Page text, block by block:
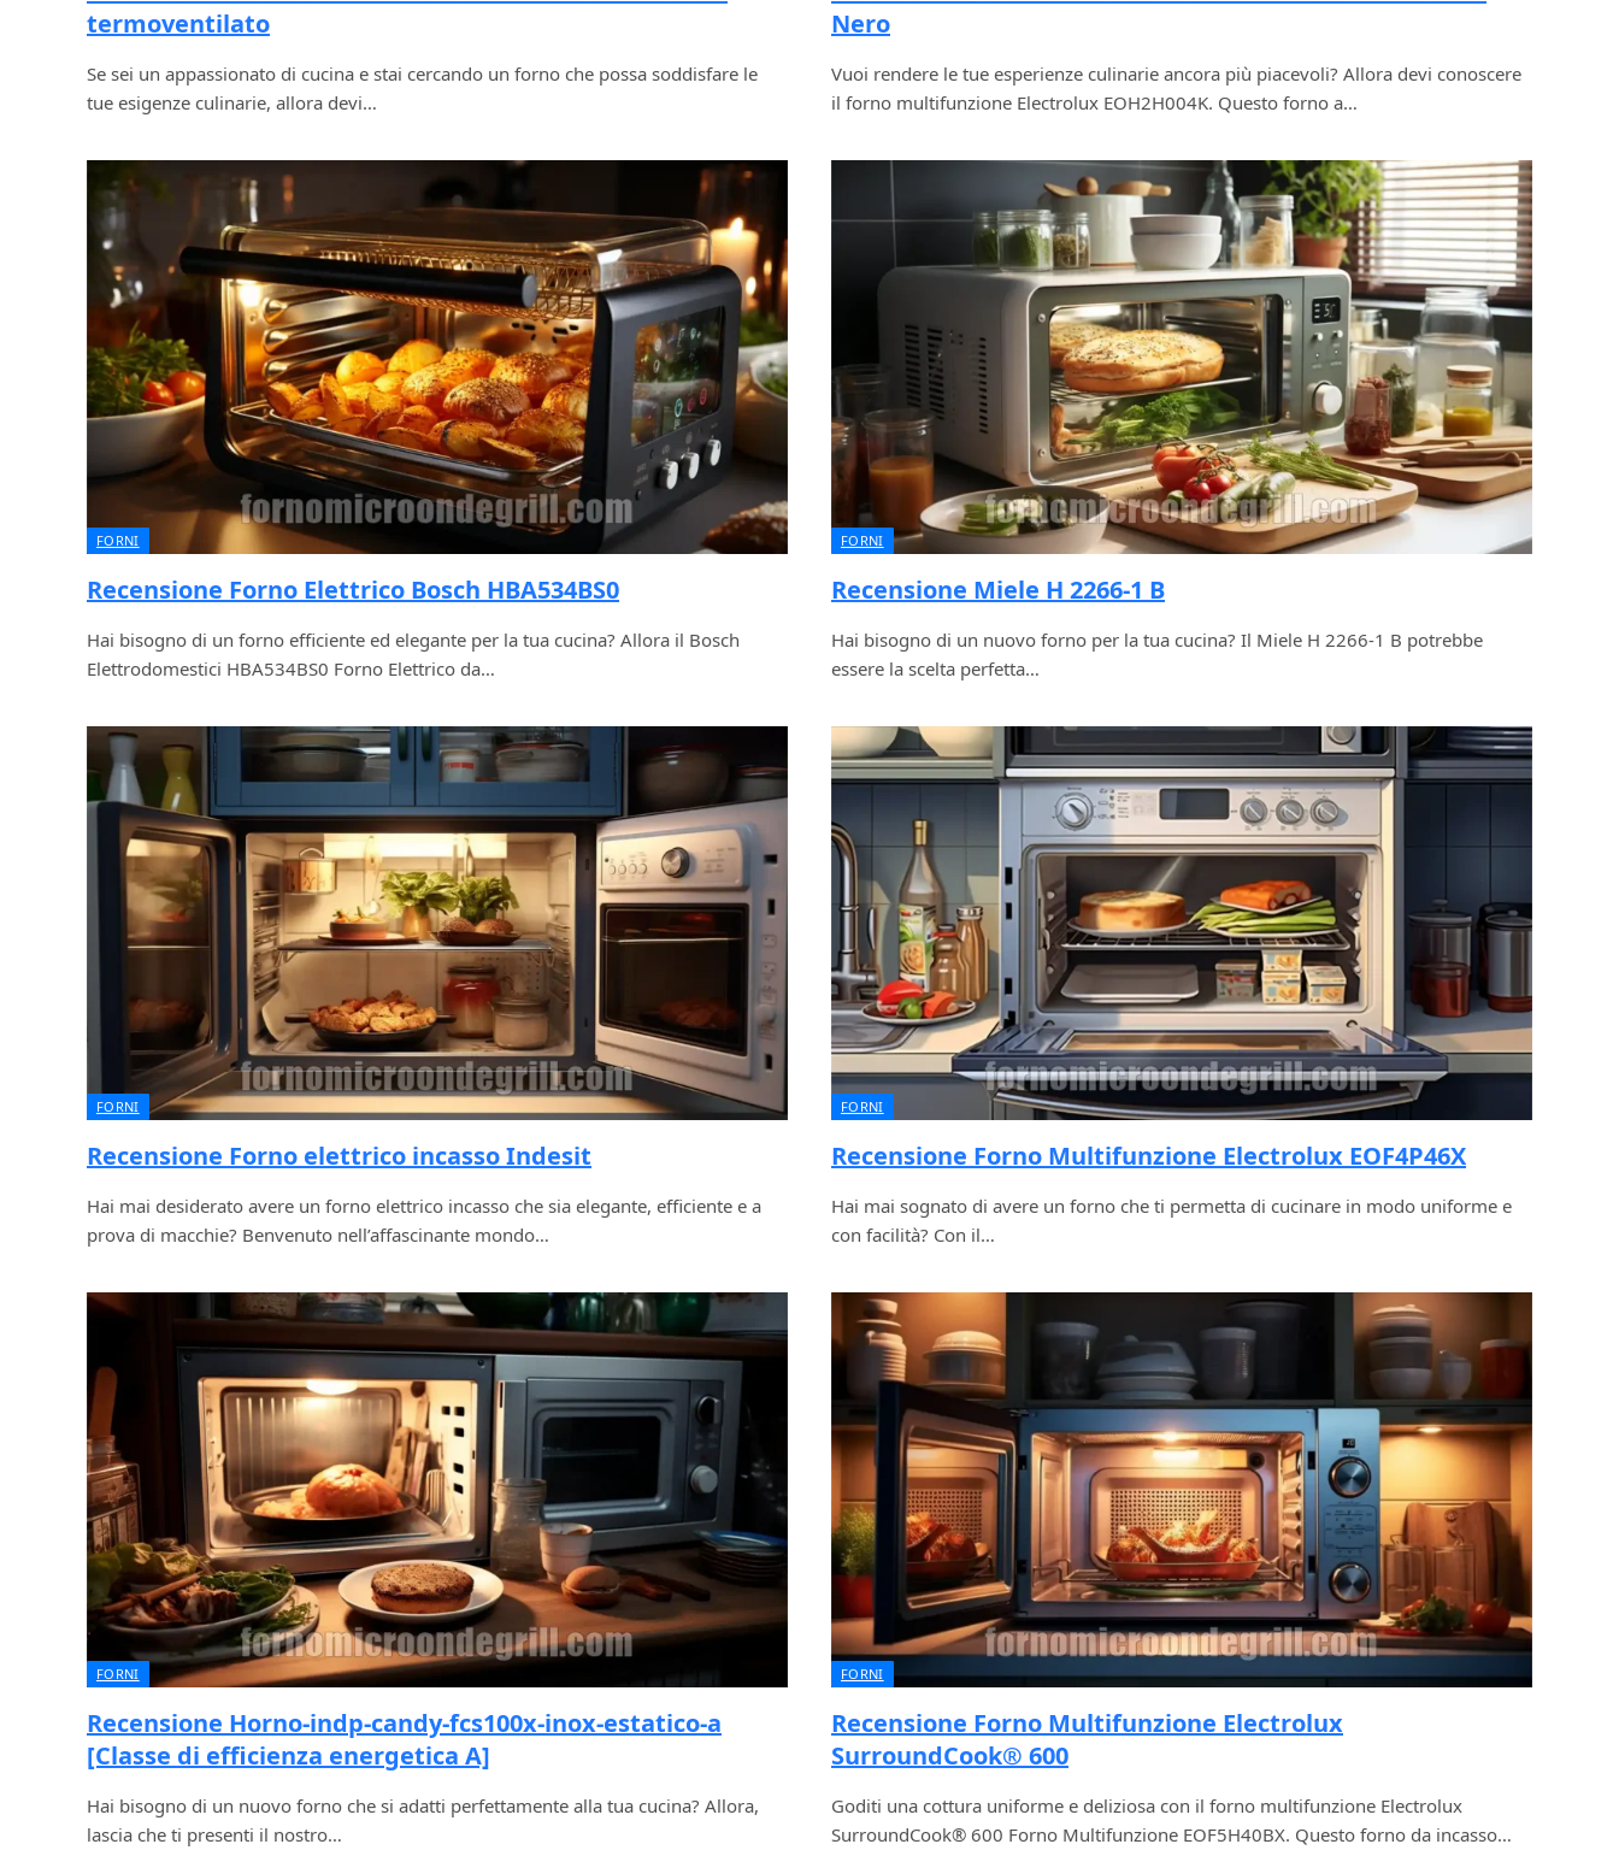
termoventilato
Se sei un appassionato di cucina e stai cercando un forno che possa soddisfare le
tue esigenze culinarie, allora devi…
Nero
Vuoi rendere le tue esperienze culinarie ancora più piacevoli? Allora devi conoscere
il forno multifunzione Electrolux EOH2H004K. Questo forno a…
FORNI
Recensione Forno Elettrico Bosch HBA534BS0
Hai bisogno di un forno efficiente ed elegante per la tua cucina? Allora il Bosch
Elettrodomestici HBA534BS0 Forno Elettrico da…
FORNI
Recensione Miele H 2266-1 B
Hai bisogno di un nuovo forno per la tua cucina? Il Miele H 2266-1 B potrebbe
essere la scelta perfetta…
FORNI
Recensione Forno elettrico incasso Indesit
Hai mai desiderato avere un forno elettrico incasso che sia elegante, efficiente e a
prova di macchie? Benvenuto nell’affascinante mondo…
FORNI
Recensione Forno Multifunzione Electrolux EOF4P46X
Hai mai sognato di avere un forno che ti permetta di cucinare in modo uniforme e
con facilità? Con il…
FORNI
Recensione Horno-indp-candy-fcs100x-inox-estatico-a
[Classe di efficienza energetica A]
Hai bisogno di un nuovo forno che si adatti perfettamente alla tua cucina? Allora,
lascia che ti presenti il nostro…
FORNI
Recensione Forno Multifunzione Electrolux
SurroundCook® 600
Goditi una cottura uniforme e deliziosa con il forno multifunzione Electrolux
SurroundCook® 600 Forno Multifunzione EOF5H40BX. Questo forno da incasso…